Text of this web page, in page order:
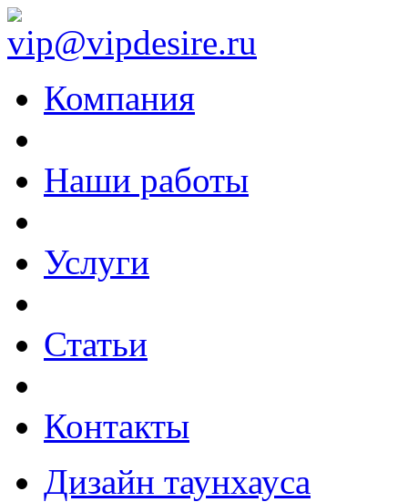
vip@vipdesire.ru
Компания
Наши работы
Услуги
Статьи
Контакты
Дизайн таунхауса